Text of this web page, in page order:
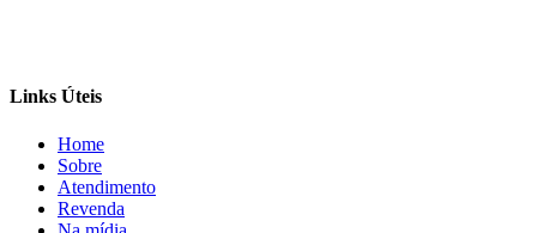
Links Úteis
Home
Sobre
Atendimento
Revenda